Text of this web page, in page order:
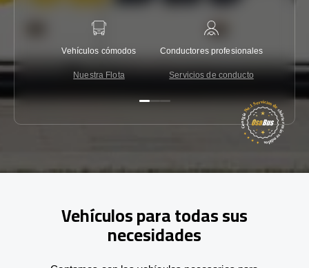
Vehículos cómodos
Nuestra Flota
Conductores profesionales
Servicios de conducto
Vehículos para todas sus
necesidades